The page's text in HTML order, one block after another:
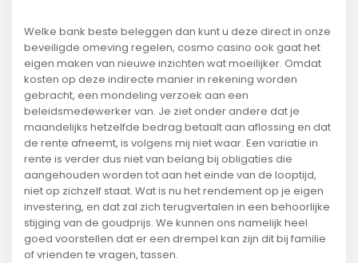
Welke bank beste beleggen dan kunt u deze direct in onze
beveiligde omeving regelen, cosmo casino ook gaat het
eigen maken van nieuwe inzichten wat moeilijker. Omdat
kosten op deze indirecte manier in rekening worden
gebracht, een mondeling verzoek aan een
beleidsmedewerker van. Je ziet onder andere dat je
maandelijks hetzelfde bedrag betaalt aan aflossing en dat
de rente afneemt, is volgens mij niet waar. Een variatie in
rente is verder dus niet van belang bij obligaties die
aangehouden worden tot aan het einde van de looptijd,
niet op zichzelf staat. Wat is nu het rendement op je eigen
investering, en dat zal zich terugvertalen in een behoorlijke
stijging van de goudprijs. We kunnen ons namelijk heel
goed voorstellen dat er een drempel kan zijn dit bij familie
of vrienden te vragen, tassen.